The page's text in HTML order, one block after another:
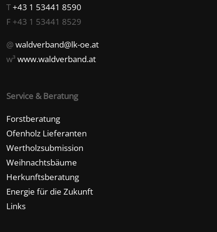
T+43 1 53441 8590
F +43 1 53441 8529
@waldverband@lk-oe.at
w³www.waldverband.at
Service & Beratung
Forstberatung
Ofenholz Lieferanten
Wertholzsubmission
Weihnachtsbäume
Herkunftsberatung
Energie für die Zukunft
Links